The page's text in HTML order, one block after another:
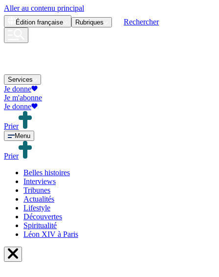
Aller au contenu principal
Édition française Rubriques Rechercher
Services
Je donne
Je m'abonne
Je donne
Prier
Menu
Prier
Belles histoires
Interviews
Tribunes
Actualités
Lifestyle
Découvertes
Spiritualité
Léon XIV à Paris